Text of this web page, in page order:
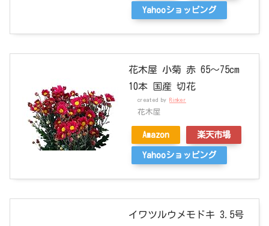
Yahooショッピング
花木屋 小菊 赤 65～75cm
10本 国産 切花
created by Rinker
花木屋
Amazon 楽天市場
Yahooショッピング
イワツルウメモドキ 3.5号